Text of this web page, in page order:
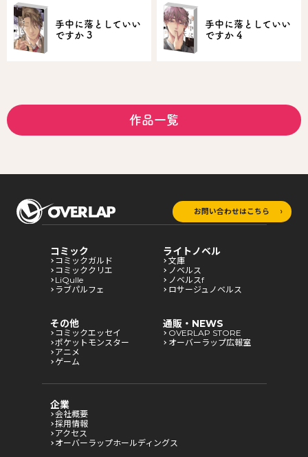
手中に落としていい
ですか 3
手中に落としていい
ですか 4
作品一覧
お問い合わせはこちら
コミック
コミックガルド
コミッククリエ
LiQulle
ラブパルフェ
ライトノベル
文庫
ノベルス
ノベルスf
ロサージュノベルス
その他
コミックエッセイ
ポケットモンスター
アニメ
ゲーム
通販・NEWS
OVERLAP STORE
オーバーラップ広報室
企業
会社概要
採用情報
アクセス
オーバーラップホールディングス